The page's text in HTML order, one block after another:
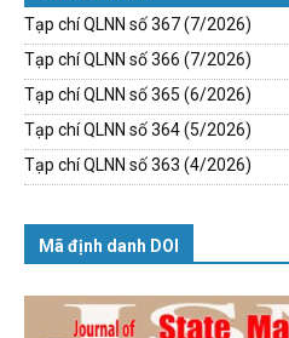
Tạp chí QLNN số 367 (7/2026)
Tạp chí QLNN số 366 (7/2026)
Tạp chí QLNN số 365 (6/2026)
Tạp chí QLNN số 364 (5/2026)
Tạp chí QLNN số 363 (4/2026)
Mã định danh DOI